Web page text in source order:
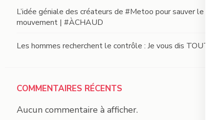
L’idée géniale des créateurs de #Metoo pour sauver le
mouvement | #ÀCHAUD
Les hommes recherchent le contrôle : Je vous dis TOUT !
COMMENTAIRES RÉCENTS
Aucun commentaire à afficher.